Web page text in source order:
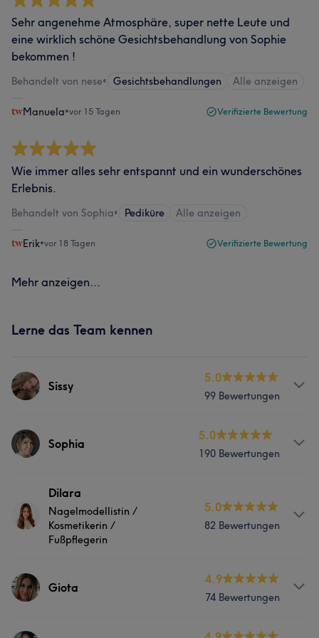
Sehr angenehme Atmosphäre, super nette Leute und
eine wirklich schöne Gesichtsbehandlung von Sophie
bekommen !
Behandelt von nese• Gesichtsbehandlungen Alle anzeigen
Manuela•vor 15 Tagen Verifizierte Bewertung
Wie immer alles sehr entspannt und ein wunderschönes
Erlebnis.
Behandelt von Sophia• Pediküre Alle anzeigen
Erik•vor 18 Tagen Verifizierte Bewertung
Mehr anzeigen...
Lerne das Team kennen
Sissy
5.0
99 Bewertungen
Services
Haarentfernung
Portfolio
Sophia
5.0
190 Bewertungen
Services
Nägel Körper Gesicht Massage
Was unsere Kunden über Sophia sagen
Professionell Fürsorglich 10
Dilara
Nagelmodellistin /
Kosmetikerin /
Fußpflegerin
5.0
82 Bewertungen
Services
Giota
4.9
74 Bewertungen